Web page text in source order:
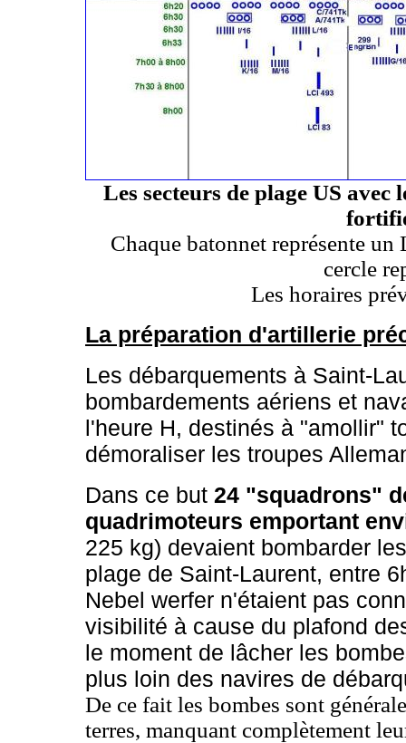
Les secteurs de plage US
Chaque batonnet représente
cercle
Les horaires
La préparation d'artillerie
Les débarquements à Saint-
bombardements aériens et
l'heure H, destinés à "amollir"
démoraliser les troupes
Dans ce but 24 "squadrons"
quadrimoteurs emportant
225 kg) devaient bombarder
plage de Saint-Laurent, entre
Nebel werfer n'étaient pas
visibilité à cause du plafond
le moment de lâcher les
plus loin des navires de
De ce fait les bombes sont
terres, manquant complètement